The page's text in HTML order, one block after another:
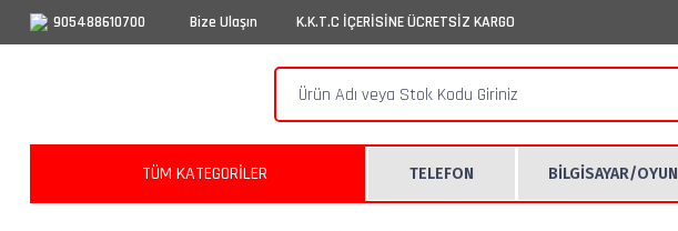
905488610700 Bize Ulaşın K.K.T.C İÇERİSİNE ÜCRETSİZ KARGO
TÜM KATEGORİLER TELEFON BİLGİSAYAR/OYUN